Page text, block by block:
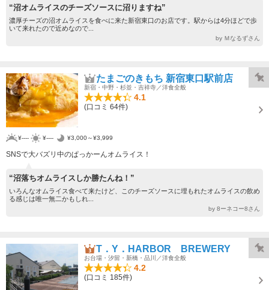
“沼オムライスのチーズソースに沼りますね”
濃厚チーズの沼オムライスを食べに来た新宿東口のお店です。駅からは4分ほどで歩
いて来れたので近めなので...
by Ｍなるずさん
たまごのきもち 新宿東口駅前店
新宿・中野・杉並・吉祥寺／洋食全般
4.1
(口コミ 64件)
¥---- ¥---- ¥3,000～¥3,999
SNSで大バズリ中のぱっかーんオムライス！
“沼落ちオムライスしか勝たんね！”
いろんなオムライス食べて来たけど、このチーズソースに埋もれたオムライスの飲め
る感じは唯一無二かもしれ...
by 8ーネコー8さん
T．Y．HARBOR BREWERY
お台場・汐留・新橋・品川／洋食全般
4.2
(口コミ 185件)